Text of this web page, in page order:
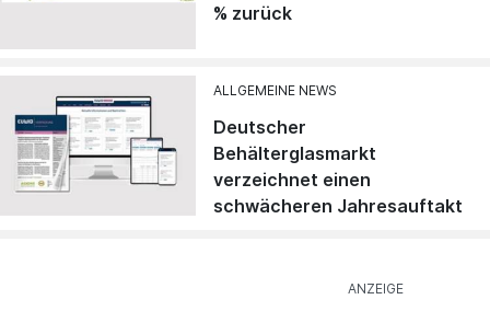
% zurück
ALLGEMEINE NEWS
Deutscher
Behälterglasmarkt
verzeichnet einen
schwächeren Jahresauftakt